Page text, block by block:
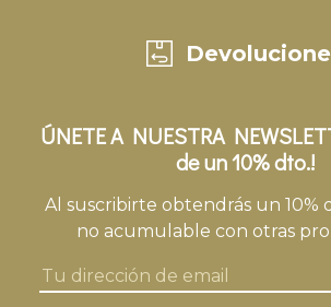
ÚNETE A NUESTRA
de un 10% dto.!
Al suscribirte obtendrás un 10%
no acumulable con otras